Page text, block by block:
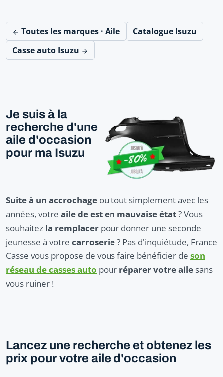
Toutes les marques · Aile
Catalogue Isuzu
Casse auto Isuzu
Je suis à la
recherche d'une
aile d'occasion
pour ma Isuzu
Suite à un accrochage ou tout simplement avec les
années, votre aile de est en mauvaise état? Vous
souhaitez la remplacer pour donner une seconde
jeunesse à votre carroserie? Pas d'inquiétude, France
Casse vous propose de vous faire bénéficier de son
réseau de casses auto pour réparer votre aile sans
vous ruiner !
Lancez une recherche et obtenez les
prix pour votre aile d'occasion